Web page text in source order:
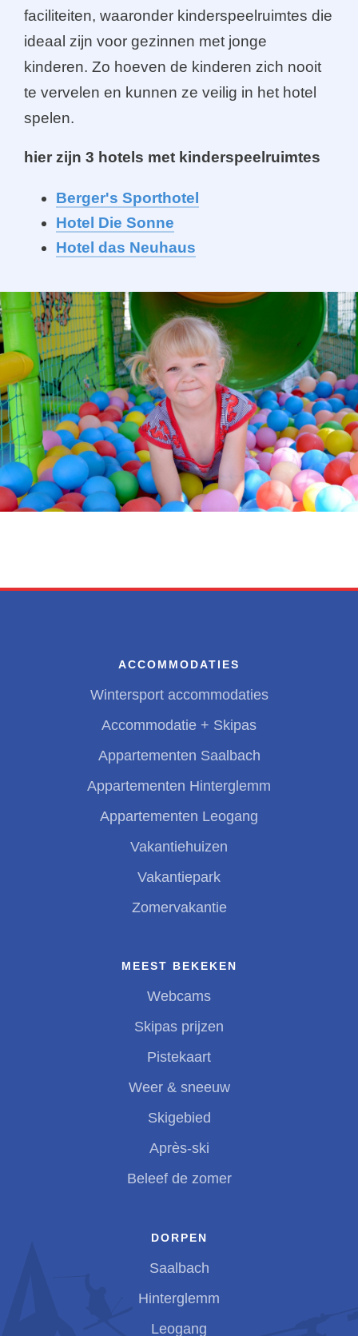
faciliteiten, waaronder kinderspeelruimtes die
ideaal zijn voor gezinnen met jonge
kinderen. Zo hoeven de kinderen zich nooit
te vervelen en kunnen ze veilig in het hotel
spelen.
hier zijn 3 hotels met kinderspeelruimtes
Berger's Sporthotel
Hotel Die Sonne
Hotel das Neuhaus
ACCOMMODATIES
Wintersport accommodaties
Accommodatie + Skipas
Appartementen Saalbach
Appartementen Hinterglemm
Appartementen Leogang
Vakantiehuizen
Vakantiepark
Zomervakantie
MEEST BEKEKEN
Webcams
Skipas prijzen
Pistekaart
Weer & sneeuw
Skigebied
Après-ski
Beleef de zomer
DORPEN
Saalbach
Hinterglemm
Leogang